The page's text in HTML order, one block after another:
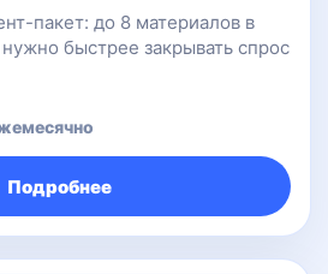
пакет: до 8 материалов в
быстрее закрывать спрос
Подробнее